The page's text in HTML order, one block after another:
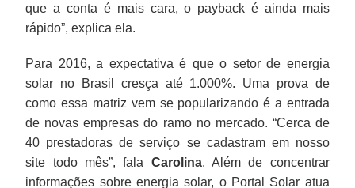
que a conta é mais cara, o payback é ainda mais
rápido”, explica ela.
Para 2016, a expectativa é que o setor de energia
solar no Brasil cresça até 1.000%. Uma prova de
como essa matriz vem se popularizando é a entrada
de novas empresas do ramo no mercado. “Cerca de
40 prestadoras de serviço se cadastram em nosso
site todo mês”, fala Carolina. Além de concentrar
informações sobre energia solar, o Portal Solar atua